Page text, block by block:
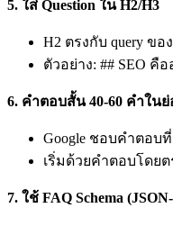
5. ใส่ Question ใน H2/H3
H2 ตรงกับ query ของ
ตัวอย่าง: ## SEO คื
6. คำตอบสั้น 40-60 คำใน
Google ชอบคำตอบ
เริ่มด้วยคำตอบโดย
7. ใช้ FAQ Schema